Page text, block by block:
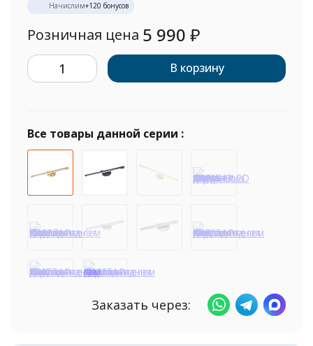
Начислим+120 бонусов
Розничная цена 5 990 ₽
В корзину
Все товары данной серии :
Заказать через: